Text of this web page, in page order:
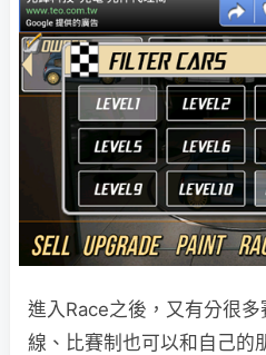
進入Race之後，又有分很
線、比賽制也可以和自己的